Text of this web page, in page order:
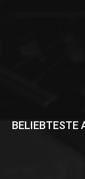
BELIEBTESTE